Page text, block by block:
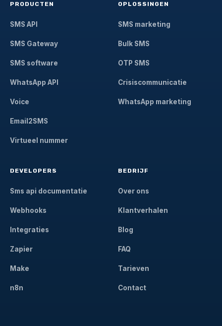
PRODUCTEN
SMS API
SMS Gateway
SMS software
WhatsApp API
Voice
Email2SMS
Virtueel nummer
OPLOSSINGEN
SMS marketing
Bulk SMS
OTP SMS
Crisiscommunicatie
WhatsApp marketing
DEVELOPERS
Sms api documentatie
Webhooks
Integraties
Zapier
Make
n8n
BEDRIJF
Over ons
Klantverhalen
Blog
FAQ
Tarieven
Contact